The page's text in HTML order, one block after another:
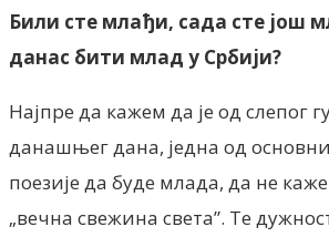
Били сте млађи, сада сте још
данас бити млад у Србији?
Најпре да кажем да је од слепог
данашњег дана, једна од
поезије да буде млада, да не
„вечна свежина света”. Те